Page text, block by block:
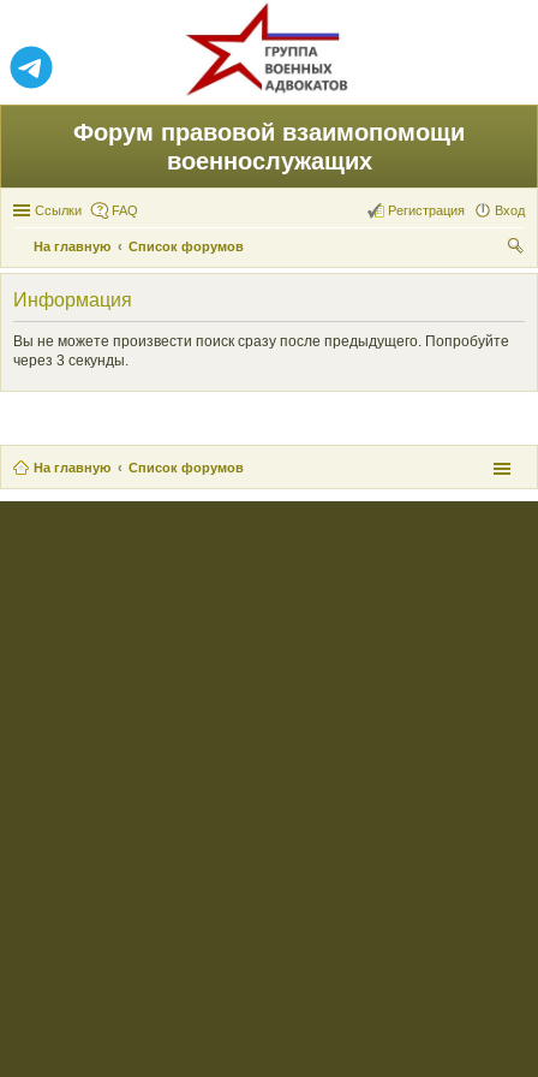
Форум правовой взаимопомощи
военнослужащих
Ссылки FAQ Вход
Регистрация
На главную
Список форумов
ои
Информация
Вы не можете произвести поиск сразу после предыдущего. Попробуйте
через 3 секунды.
На главную Список форумов